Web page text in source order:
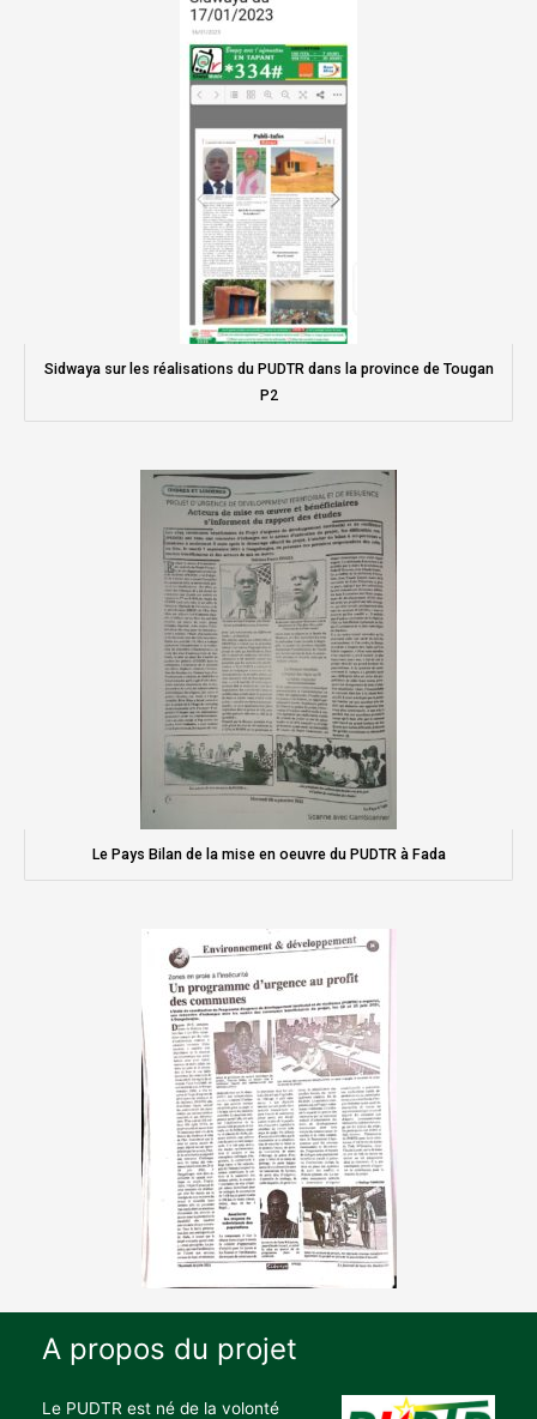
Sidwaya sur les réalisations du PUDTR dans la province de Tougan
P2
Le Pays Bilan de la mise en oeuvre du PUDTR à Fada
A propos du projet
Le PUDTR est né de la volonté